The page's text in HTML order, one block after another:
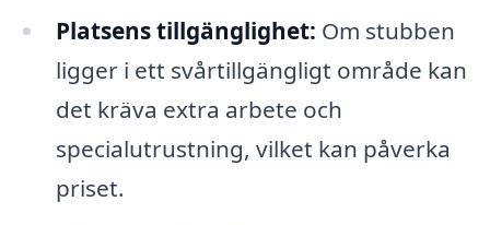
Platsens tillgänglighet: Om stubben
ligger i ett svårtillgängligt område kan
det kräva extra arbete och
specialutrustning, vilket kan påverka
priset.